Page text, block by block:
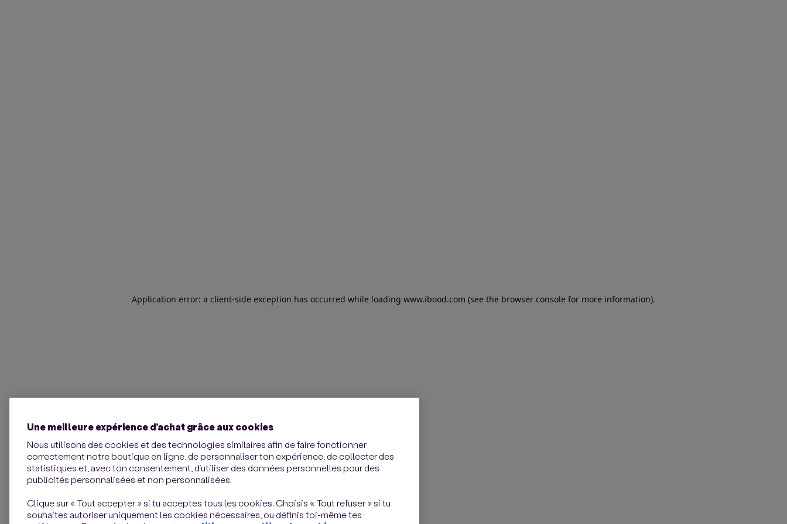
Application error: a client-side exception has occurred while loading www.ibood.com (see the browser console for more information).
Une meilleure expérience d’achat grâce aux cookies
Nous utilisons des cookies et des technologies similaires afin de faire fonctionner
correctement notre boutique en ligne, de personnaliser ton expérience, de collecter des
statistiques et, avec ton consentement, d’utiliser des données personnelles pour des
publicités personnalisées et non personnalisées.
Clique sur « Tout accepter » si tu acceptes tous les cookies. Choisis « Tout refuser » si tu
souhaites autoriser uniquement les cookies nécessaires, ou définis toi-même tes